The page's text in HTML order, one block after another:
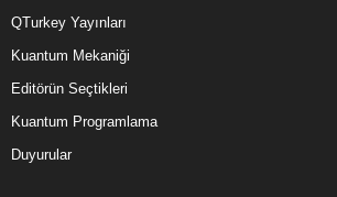
QTurkey Yayınları
Kuantum Mekaniği
Editörün Seçtikleri
Kuantum Programlama
Duyurular